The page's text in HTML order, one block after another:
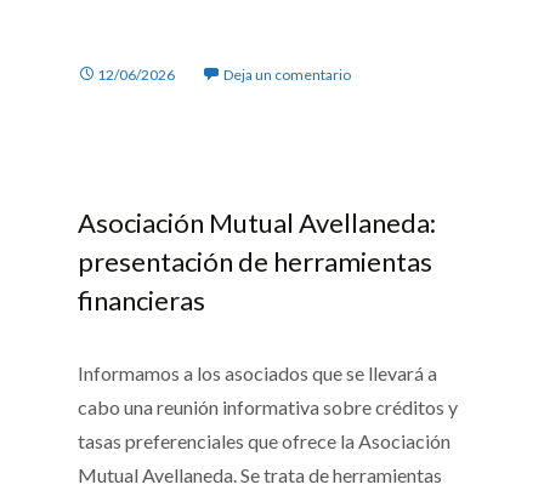
12/06/2026 Deja un comentario
Asociación Mutual Avellaneda:
presentación de herramientas
financieras
Informamos a los asociados que se llevará a
cabo una reunión informativa sobre créditos y
tasas preferenciales que ofrece la Asociación
Mutual Avellaneda. Se trata de herramientas